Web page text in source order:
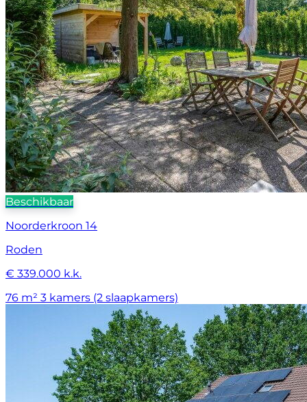
Beschikbaar
Noorderkroon 14
Roden
€ 339.000 k.k.
76 m² 3 kamers (2 slaapkamers)